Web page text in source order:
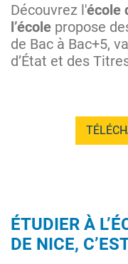
Découvrez l'école
l’école propose
de Bac à Bac+5,
d’État et des
ÉTUDIER À
DE NICE,